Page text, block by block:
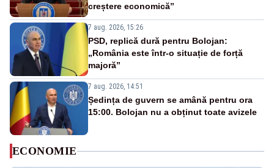
creștere economică”
7 aug. 2026, 15:26
PSD, replică dură pentru Bolojan:
„România este într-o situație de forță
majoră”
7 aug. 2026, 14:51
Ședința de guvern se amână pentru ora
15:00. Bolojan nu a obținut toate avizele
ECONOMIE